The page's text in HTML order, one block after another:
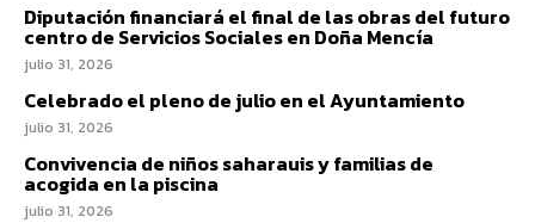
Diputación financiará el final de las obras del futuro
centro de Servicios Sociales en Doña Mencía
julio 31, 2026
Celebrado el pleno de julio en el Ayuntamiento
julio 31, 2026
Convivencia de niños saharauis y familias de
acogida en la piscina
julio 31, 2026